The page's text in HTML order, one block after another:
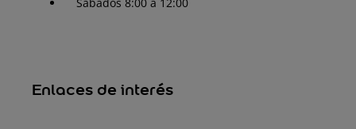
Enlaces de interés